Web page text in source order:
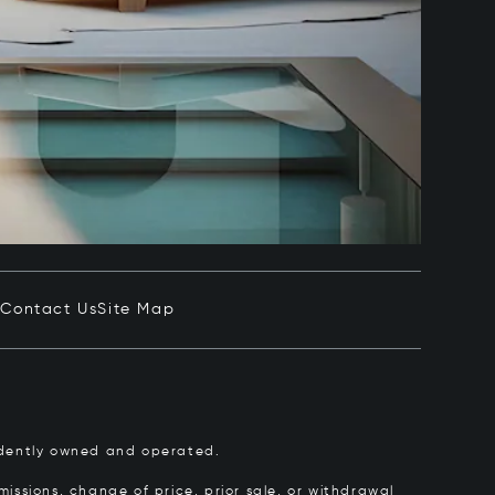
Contact UsSite Map
owned and operated.
change of price, prior sale, or withdrawal